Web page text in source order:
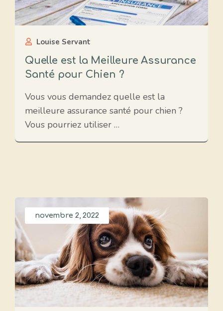
Louise Servant
Quelle est la Meilleure Assurance
Santé pour Chien ?
Vous vous demandez quelle est la
meilleure assurance santé pour chien ?
Vous pourriez utiliser …
novembre 2, 2022